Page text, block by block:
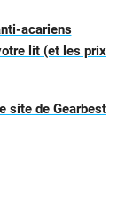
acariens
lit (et les prix
site de Gearbest